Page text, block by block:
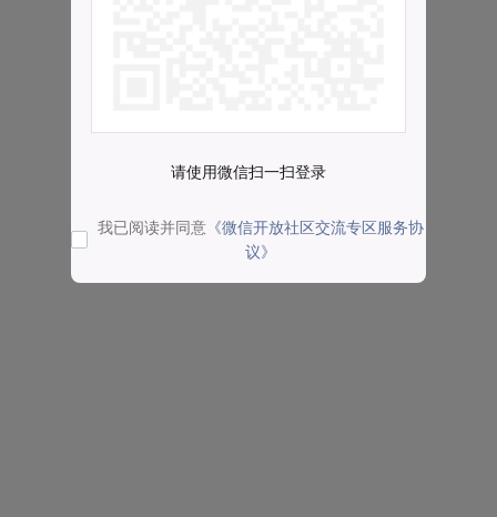
请使用微信扫一扫登录
我已阅读并同意 《微信开放社区交流专区服务协
议》